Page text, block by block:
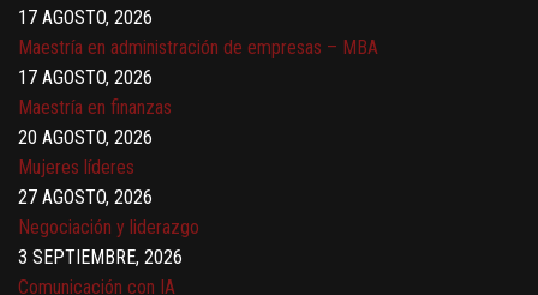
17 AGOSTO, 2026
Maestría en administración de empresas – MBA
17 AGOSTO, 2026
Maestría en finanzas
20 AGOSTO, 2026
Mujeres líderes
27 AGOSTO, 2026
Negociación y liderazgo
3 SEPTIEMBRE, 2026
Comunicación con IA